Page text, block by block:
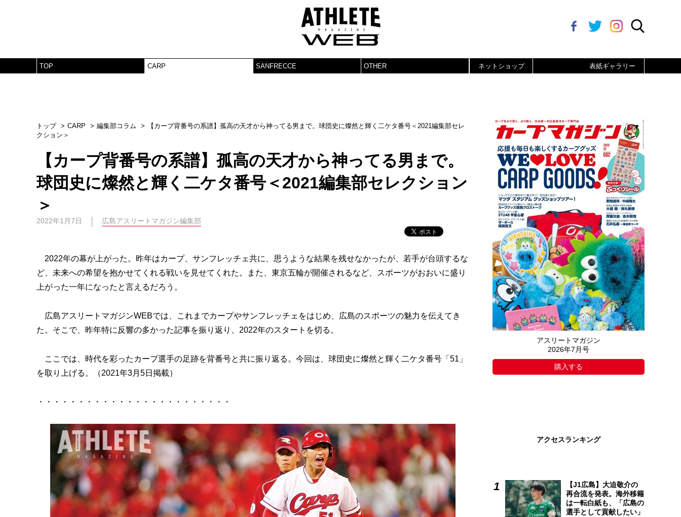
TOP CARP SANFRECCE OTHER ネットショップ 表紙ギャラリー
トップ CARP 編集部コラム
【カープ背番号の系譜】孤高の天才から神ってる男まで。球団史に燦然と輝く二ケタ番号＜2021編集部セレ
クション＞
【カープ背番号の系譜】孤高の天才から神ってる男まで。
球団史に燦然と輝く二ケタ番号＜2021編集部セレクション
＞
2022年1月7日 広島アスリートマガジン編集部
2022年の幕が上がった。昨年はカープ、サンフレッチェ共に、思うような結果を残せなかったが、若手が台頭するな
ど、未来への希望を抱かせてくれる戦いを見せてくれた。また、東京五輪が開催されるなど、スポーツがおおいに盛り
上がった一年になったと言えるだろう。
広島アスリートマガジンWEBでは、これまでカープやサンフレッチェをはじめ、広島のスポーツの魅力を伝えてき
た。そこで、昨年特に反響の多かった記事を振り返り、2022年のスタートを切る。
ここでは、時代を彩ったカープ選手の足跡を背番号と共に振り返る。今回は、球団史に燦然と輝く二ケタ番号「51」
を取り上げる。（2021年3月5日掲載）
・・・・・・・・・・・・・・・・・・・・・・・・
アスリートマガジン
2026年7月号
購入する
アクセスランキング
【J1広島】大迫敬介の
再合流を発表。海外移籍
は一転白紙も、「広島の
選手として貢献したい」